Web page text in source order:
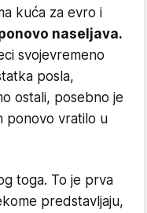
kuća za evro i
naseljava.
svojevremeno
posla,
ostali, posebno je
ponovo vratilo u
toga. To je prva
predstavljaju,